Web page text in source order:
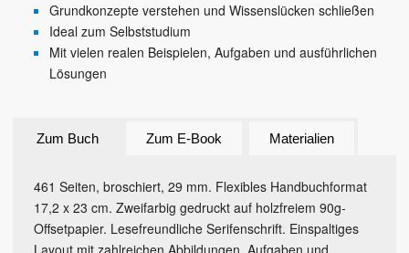
Grundkonzepte verstehen und Wissenslücken schließen
Ideal zum Selbststudium
Mit vielen realen Beispielen, Aufgaben und ausführlichen
Lösungen
Zum Buch Zum E-Book Materialien
461 Seiten, broschiert, 29 mm. Flexibles Handbuchformat
17,2 x 23 cm. Zweifarbig gedruckt auf holzfreiem 90g-
Offsetpapier. Lesefreundliche Serifenschrift. Einspaltiges